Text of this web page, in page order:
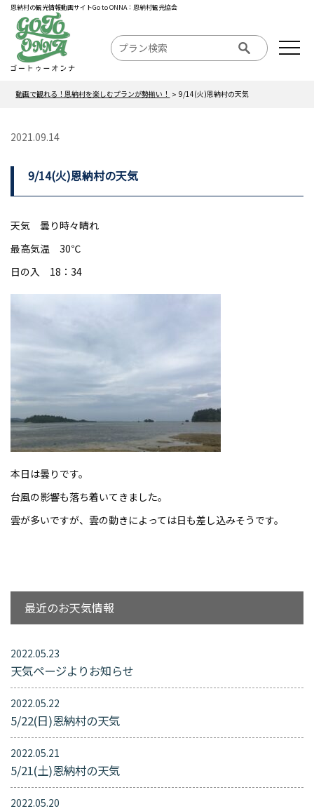
恩納村の観光情報動画サイトGo to ONNA：恩納村観光協会
動画で観れる！恩納村を楽しむプランが勢揃い！ 9/14(火)恩納村の天気
2021.09.14
9/14(火)恩納村の天気
天気 曇り時々晴れ
最高気温 30℃
日の入 18：34
本日は曇りです。
台風の影響も落ち着いてきました。
雲が多いですが、雲の動きによっては日も差し込みそうです。
最近のお天気情報
2022.05.23
天気ページよりお知らせ
2022.05.22
5/22(日)恩納村の天気
2022.05.21
5/21(土)恩納村の天気
2022.05.20